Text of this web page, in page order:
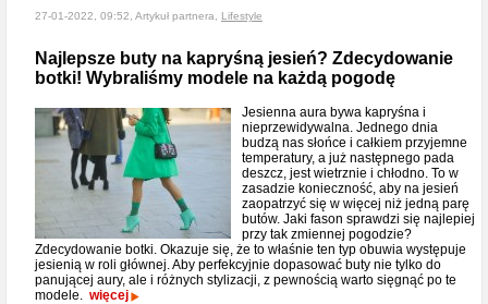
27-01-2022, 09:52, Artykuł partnera, Lifestyle
Najlepsze buty na kapryśną jesień? Zdecydowanie
botki! Wybraliśmy modele na każdą pogodę
Jesienna aura bywa kapryśna i
nieprzewidywalna. Jednego dnia
budzą nas słońce i całkiem przyjemne
temperatury, a już następnego pada
deszcz, jest wietrznie i chłodno. To w
zasadzie konieczność, aby na jesień
zaopatrzyć się w więcej niż jedną parę
butów. Jaki fason sprawdzi się najlepiej
przy tak zmiennej pogodzie?
Zdecydowanie botki. Okazuje się, że to właśnie ten typ obuwia występuje
jesienią w roli głównej. Aby perfekcyjnie dopasować buty nie tylko do
panującej aury, ale i różnych stylizacji, z pewnością warto sięgnąć po te
modele. więcej